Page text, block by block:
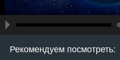
Рекомендуем посмотреть: